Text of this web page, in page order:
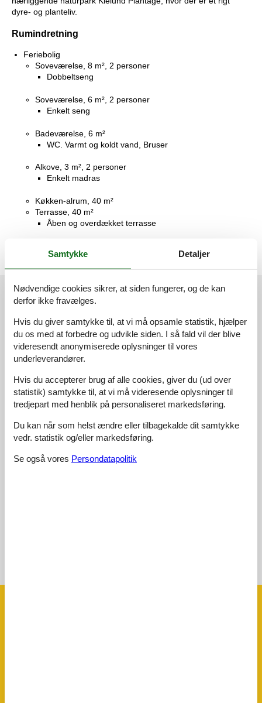
dyre- og planteliv.
Rumindretning
Feriebolig
Soveværelse, 8 m², 2 personer
Dobbeltseng
Soveværelse, 6 m², 2 personer
Enkelt seng
Badeværelse, 6 m²
WC. Varmt og koldt vand, Bruser
Alkove, 3 m², 2 personer
Enkelt madras
Køkken-alrum, 40 m²
Terrasse, 40 m²
Åben og overdækket terrasse
Vores gæsteanmeldelser
5,0 Baseret på1vurdering
Vurderet d. 20-07-2025
5
4
2
Ingen vurderinger har kommentarer på dansk
Samtykke Detaljer
Nødvendige cookies sikrer, at siden fungerer, og de kan
derfor ikke fravælges.
Hvis du giver samtykke til, at vi må opsamle statistik, hjælper
du os med at forbedre og udvikle siden. I så fald vil der blive
videresendt anonymiserede oplysninger til vores
underleverandører.
Hvis du accepterer brug af alle cookies, giver du (ud over
statistik) samtykke til, at vi må videresende oplysninger til
tredjepart med henblik på personaliseret markedsføring.
Du kan når som helst ændre eller tilbagekalde dit samtykke
vedr. statistik og/eller markedsføring.
Se også vores Persondatapolitik